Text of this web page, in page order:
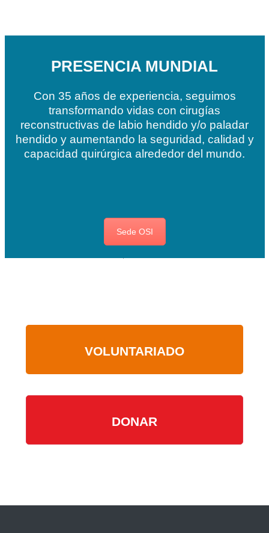
PRESENCIA MUNDIAL
Con 35 años de experiencia, seguimos
transformando vidas con cirugías
reconstructivas de labio hendido y/o paladar
hendido y aumentando la seguridad, calidad y
capacidad quirúrgica alrededor del mundo.
Sede OSI
VOLUNTARIADO
DONAR